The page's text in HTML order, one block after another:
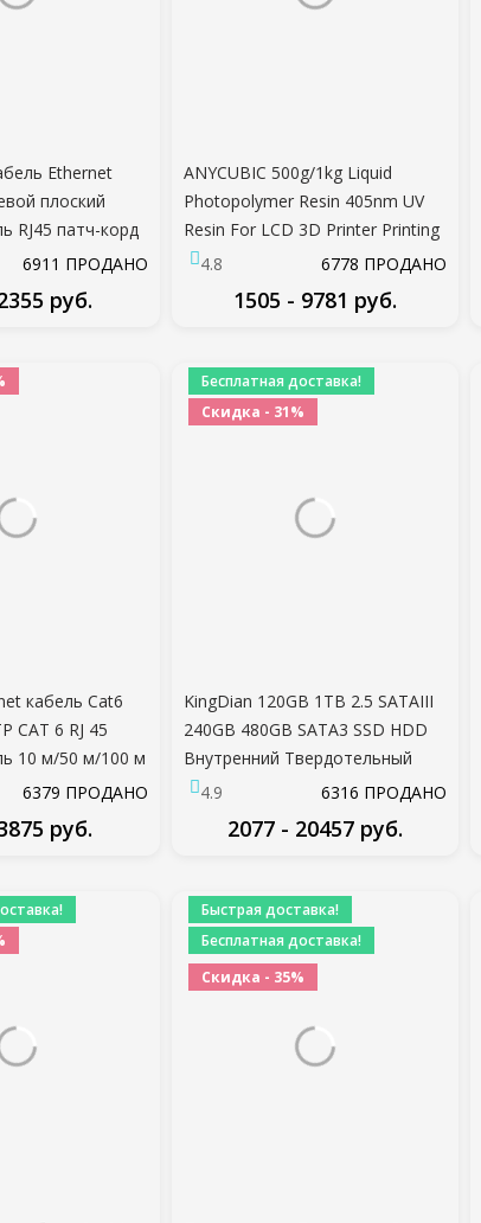
Ethernet
плоский
RJ45 патч-корд
м для ПК Router
6911 ПРОДАНО
руб.
ANYCUBIC 500g/1kg Liquid
Photopolymer Resin 405nm UV
Resin For LCD 3D Printer Printing
Material For Photon/Photon
4.8 6778 ПРОДАНО
1505 - 9781 руб.
кабель Cat6
CAT 6 RJ 45
10 м/50 м/100 м
ноутбука
RJ45 сетевой
6379 ПРОДАНО
руб.
Бесплатная доставка!
Скидка - 31%
KingDian 120GB 1TB 2.5 SATAIII
240GB 480GB SATA3 SSD HDD
Внутренний Твердотельный
Жесткий Диск Для настольного
4.9 6316 ПРОДАНО
2077 - 20457 руб.
Быстрая доставка!
Бесплатная доставка!
Скидка - 35%